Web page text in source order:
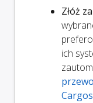
Złóż
ich